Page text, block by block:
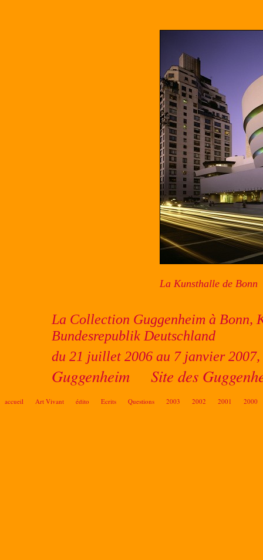
La Kunsthalle de Bonn
La Collection Guggenheim à Bonn,
Bundesrepublik Deutschland
du 21 juillet 2006 au 7 janvier
Guggenheim Site des
accueil Art Vivant édito Ecrits Questions 2003 2002 2001 2000